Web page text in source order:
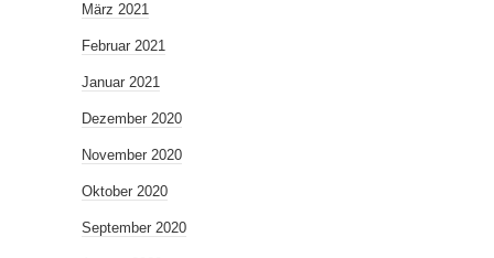
März 2021
Februar 2021
Januar 2021
Dezember 2020
November 2020
Oktober 2020
September 2020